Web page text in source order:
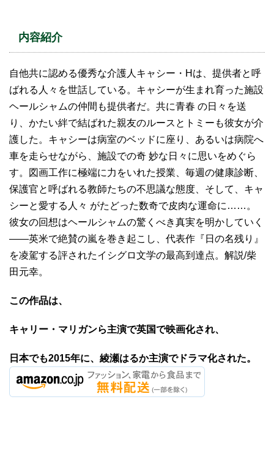
内容紹介
自他共に認める優秀な介護人キャシー・Hは、提供者と呼
ばれる人々を世話している。キャシーが生まれ育った施設
ヘールシャムの仲間も提供者だ。共に青春 の日々を送
り、かたい絆で結ばれた親友のルースとトミーも彼女が介
護した。キャシーは病室のベッドに座り、あるいは病院へ
車を走らせながら、施設での奇 妙な日々に思いをめぐら
す。図画工作に極端に力をいれた授業、毎週の健康診断、
保護官と呼ばれる教師たちの不思議な態度、そして、キャ
シーと愛する人々 がたどった数奇で皮肉な運命に……。
彼女の回想はヘールシャムの驚くべき真実を明かしていく
――英米で絶賛の嵐を巻き起こし、代表作『日の名残り』
を凌駕する評されたイシグロ文学の最高到達点。解説/柴
田元幸。
この作品は、
キャリー・マリガンら主演で英国で映画化され、
日本でも2015年に、綾瀬はるか主演でドラマ化された。